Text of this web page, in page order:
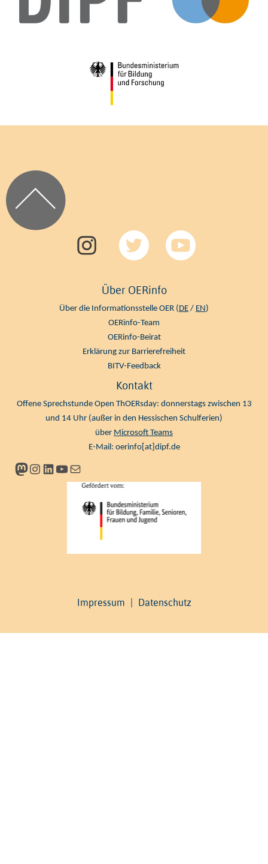
Über OERinfo
Über die Informationsstelle OER ( DE / EN )
OERinfo-Team
OERinfo-Beirat
Erklärung zur Barrierefreiheit
BITV-Feedback
Kontakt
Offene Sprechstunde Open ThOERsday: donnerstags zwischen 13
und 14 Uhr (außer in den Hessischen Schulferien)
über Microsoft Teams
E-Mail: oerinfo[at]dipf.de
Mastodon
Instagram
LinkedIn
YouTube
Newsletter
Impressum Datenschutz